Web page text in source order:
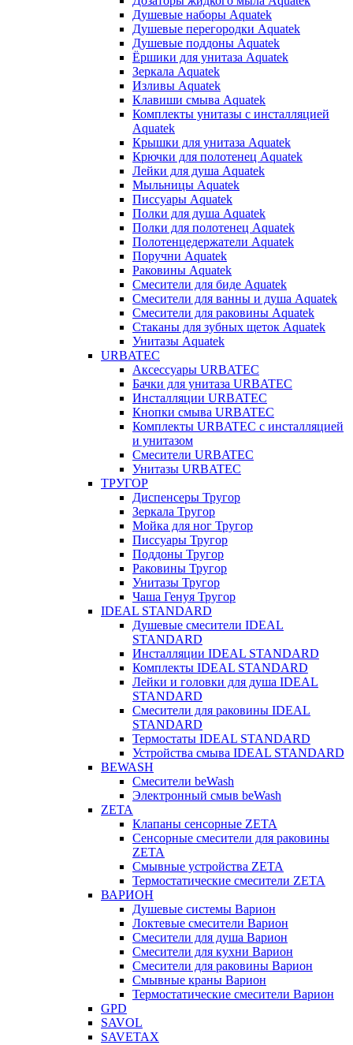
Душевые наборы Aquatek
Душевые перегородки Aquatek
Душевые поддоны Aquatek
Ёршики для унитаза Aquatek
Зеркала Aquatek
Изливы Aquatek
Клавиши смыва Aquatek
Комплекты унитазы с инсталляцией
Aquatek
Крышки для унитаза Aquatek
Крючки для полотенец Aquatek
Лейки для душа Aquatek
Мыльницы Aquatek
Писсуары Aquatek
Полки для душа Aquatek
Полки для полотенец Aquatek
Полотенцедержатели Aquatek
Поручни Aquatek
Раковины Aquatek
Смесители для биде Aquatek
Смесители для ванны и душа Aquatek
Смесители для раковины Aquatek
Стаканы для зубных щеток Aquatek
Унитазы Aquatek
URBATEC
Аксессуары URBATEC
Бачки для унитаза URBATEC
Инсталляции URBATEC
Кнопки смыва URBATEC
Комплекты URBATEC с инсталляцией
и унитазом
Смесители URBATEC
Унитазы URBATEC
ТРУГОР
Диспенсеры Тругор
Зеркала Тругор
Мойка для ног Тругор
Писсуары Тругор
Поддоны Тругор
Раковины Тругор
Унитазы Тругор
Чаша Генуя Тругор
IDEAL STANDARD
Душевые смесители IDEAL
STANDARD
Инсталляции IDEAL STANDARD
Комплекты IDEAL STANDARD
Лейки и головки для душа IDEAL
STANDARD
Смесители для раковины IDEAL
STANDARD
Термостаты IDEAL STANDARD
Устройства смыва IDEAL STANDARD
BEWASH
Смесители beWash
Электронный смыв beWash
ZETA
Клапаны сенсорные ZETA
Сенсорные смесители для раковины
ZETA
Смывные устройства ZETA
Термостатические смесители ZETA
ВАРИОН
Душевые системы Варион
Локтевые смесители Варион
Смесители для душа Варион
Смесители для кухни Варион
Смесители для раковины Варион
Смывные краны Варион
Термостатические смесители Варион
GPD
SAVOL
SAVETAX